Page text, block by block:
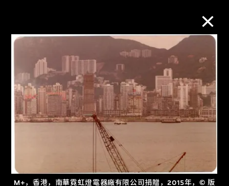
M+，香港，南華霓虹燈電器廠有限公司捐贈，2015年，© 版
M+藏品
进一步筛选 搜索